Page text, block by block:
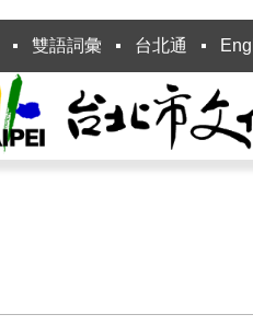
雙語詞彙 台北通